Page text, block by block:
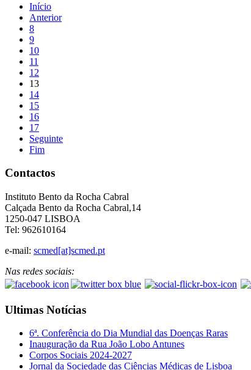
Início
Anterior
8
9
10
11
12
13
14
15
16
17
Seguinte
Fim
Contactos
Instituto Bento da Rocha Cabral
Calçada Bento da Rocha Cabral,14
1250-047 LISBOA
Tel: 962610164
e-mail: scmed[at]scmed.pt
Nas redes sociais:
Ultimas Notícias
6ª. Conferência do Dia Mundial das Doenças Raras
Inauguração da Rua João Lobo Antunes
Corpos Sociais 2024-2027
Jornal da Sociedade das Ciências Médicas de Lisboa